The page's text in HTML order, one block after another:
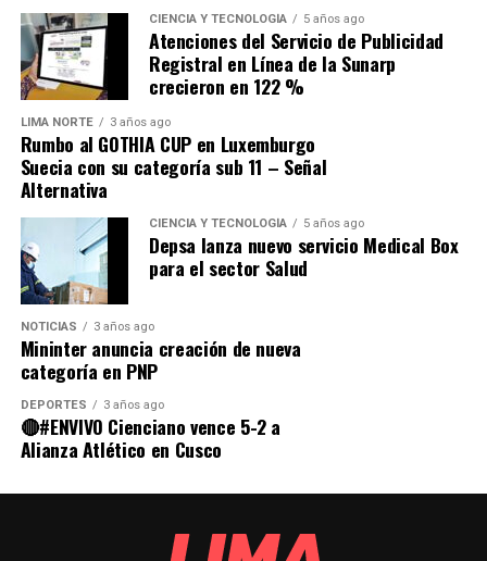
CIENCIA Y TECNOLOGÍA 5 años ago
Atenciones del Servicio de Publicidad
Registral en Línea de la Sunarp
crecieron en 122 %
LIMA NORTE 3 años ago
Rumbo al GOTHIA CUP en Luxemburgo
Suecia con su categoría sub 11 – Señal
Alternativa
CIENCIA Y TECNOLOGÍA 5 años ago
Depsa lanza nuevo servicio Medical Box
para el sector Salud
NOTICIAS 3 años ago
Mininter anuncia creación de nueva
categoría en PNP
DEPORTES 3 años ago
🔴#ENVIVO Cienciano vence 5-2 a
Alianza Atlético en Cusco